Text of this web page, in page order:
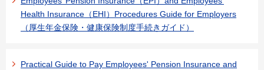
Health Insurance（EHI）Procedures Guide for Employers
（厚生年金保険・健康保険制度手続きガイド）
Practical Guide to Pay Employees' Pension Insurance and